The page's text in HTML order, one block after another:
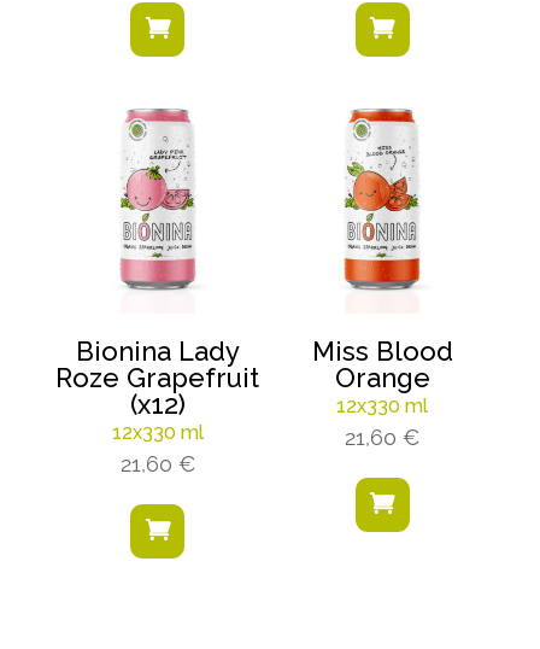
 
Bionina Lady
Roze Grapefruit
(x12)
12x330 ml
21,60 €

Miss Blood
Orange
12x330 ml
21,60€
